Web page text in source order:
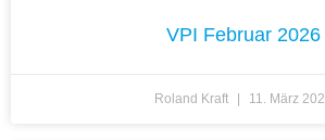
VPI Februar 2026
Roland Kraft 11. März